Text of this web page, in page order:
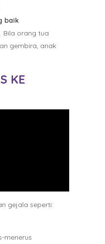
baik
Bila orang tua
gembira, anak
KE
gejala seperti:
menerus